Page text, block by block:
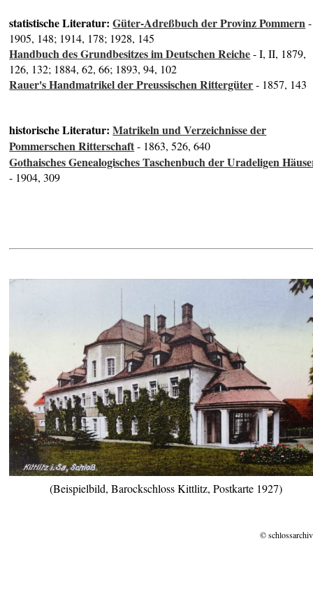
statistische Literatur:Güter-Adreßbuch der Provinz Pommern-
1905, 148; 1914, 178; 1928, 145
Handbuch des Grundbesitzes im Deutschen Reiche- I, II, 1879,
126, 132; 1884, 62, 66; 1893, 94, 102
Rauer's Handmatrikel der Preussischen Rittergüter- 1857, 143
historische Literatur:Matrikeln und Verzeichnisse der
Pommerschen Ritterschaft- 1863, 526, 640
Gothaisches Genealogisches Taschenbuch der Uradeligen
- 1904, 309
(Beispielbild, Barockschloss Kittlitz, Postkarte 1927)
©